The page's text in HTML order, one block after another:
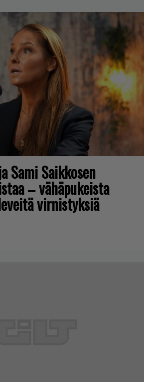
Sami Saikkosen
– vähäpukeista
virnistyksiä